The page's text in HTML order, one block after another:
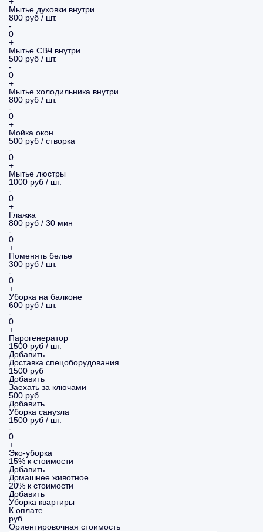
Мытье духовки внутри
800 руб / шт.
-
0
+
Мытье СВЧ внутри
500 руб / шт.
-
0
+
Мытье холодильника внутри
800 руб / шт.
-
0
+
Мойка окон
500 руб / створка
-
0
+
Мытье люстры
1000 руб / шт.
-
0
+
Глажка
800 руб / 30 мин
-
0
+
Поменять белье
300 руб / шт.
-
0
+
Уборка на балконе
600 руб / шт.
-
0
+
Парогенератор
1500 руб / шт.
Добавить
Доставка спецоборудования
1500 руб
Добавить
Заехать за ключами
500 руб
Добавить
Уборка санузла
1500 руб / шт.
-
0
+
Эко-уборка
15% к стоимости
Добавить
Домашнее животное
20% к стоимости
Добавить
Уборка квартиры
К оплате
руб
Ориентировочная стоимость